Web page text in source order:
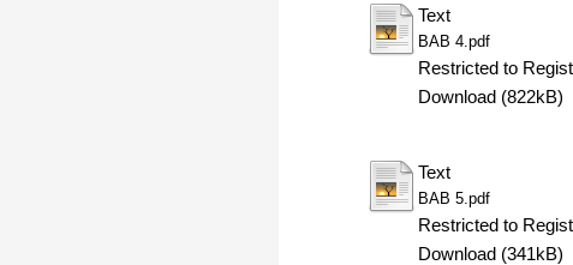
Text
BAB 4.pdf
Restricted to
Download (822kB)
Text
BAB 5.pdf
Restricted to
Download (341kB)